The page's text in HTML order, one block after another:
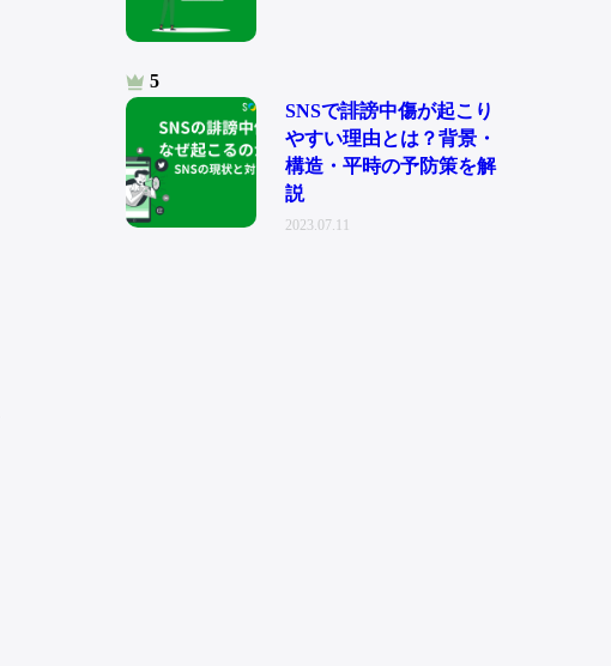
SNSで誹謗中傷が起こり
やすい理由とは？背景・
構造・平時の予防策を解
説
2023.07.11